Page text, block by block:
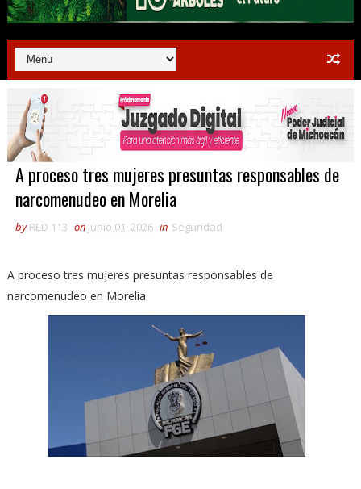
A proceso tres mujeres presuntas responsables de
narcomenudeo en Morelia
by RED 113 on junio 01, 2026 in Seguridad
A proceso tres mujeres presuntas responsables de
narcomenudeo en Morelia